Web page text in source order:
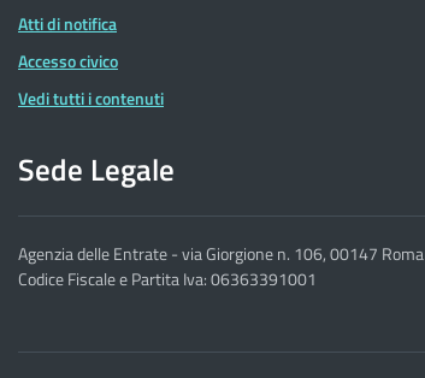
Atti di notifica
Accesso civico
Vedi tutti i contenuti
Sede Legale
Agenzia delle Entrate - via Giorgione n. 106, 00147 Roma
Codice Fiscale e Partita Iva: 06363391001